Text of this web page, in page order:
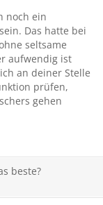
noch ein
Das hatte bei
seltsame
aufwendig ist
an deiner Stelle
prüfen,
gehen
beste?